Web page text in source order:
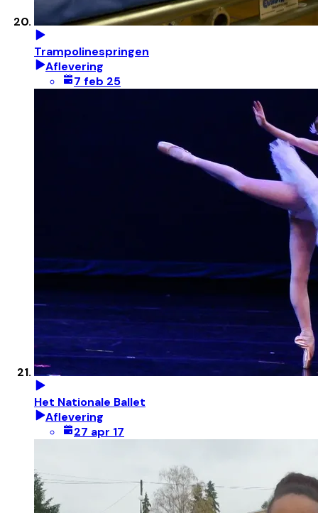
Trampolinespringen
Aflevering
7 feb 25
Het Nationale Ballet
Aflevering
27 apr 17